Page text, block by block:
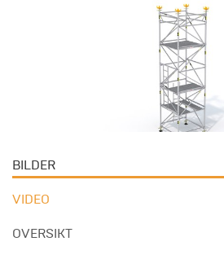
BILDER
VIDEO
OVERSIKT